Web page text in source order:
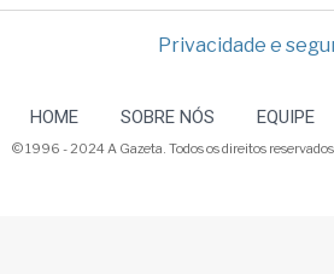
Privacidade e
HOME SOBRE NÓS EQUIPE
© 1996 - 2024 A Gazeta. Todos os direitos reservados